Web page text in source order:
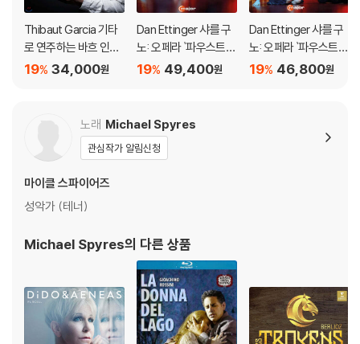
되었다고 생각한다.
밤이 되면 피묻은 수녀는 로돌프의 곁으로 찾아와 로돌프를 괴롭힌다. 로
돌프는 피묻은 수녀의 저주를 아그네스에게 비로소 밝히고, 두 사람은 노
극중 주인공은 피묻은 수녀이다. 연출을 맡은 다비드 보뷔는 무대의 배경
과 의상을 모두 검정색으로 처리했다. 그래서 피 묻은 흰 가운을 걸친 수녀
의 존재감이 독보적으로 부각된다.
하지만 피묻은 수녀보다 더욱 눈길이 가는 것은 로돌프의 분량과 활약이
작품은 물론, 프랑스 그랜드 오페라로 명성을 날린 그의 진가를 단번에 느
DVD/ Blu-ray 구매시 참고 사항 안내드립니다.
※ 4K블루레이, 3D 블루레이 재생 관련 안내
Thibaut Garcia 기타
로 연주하는 바흐 인스
퍼레이션 (Bach Inspir
34,000원
19%
Dan Ettinger 샤를 구
노: 오페라 `파우스트`
(Charles Gounod: O
49,400원
19%
Dan Ettinger 샤를 구
노: 오페라 `파우스트`
Charles Gounod: Op
46,800원
19%
노래 Michael Spyres
관심작가 알림신청
마이클 스파이어즈
성악가 (테너)
Michael Spyres의 다른 상품